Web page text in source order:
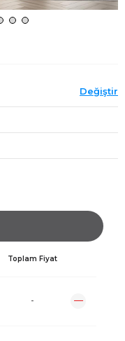
Değiştir
Toplam Fiyat
-